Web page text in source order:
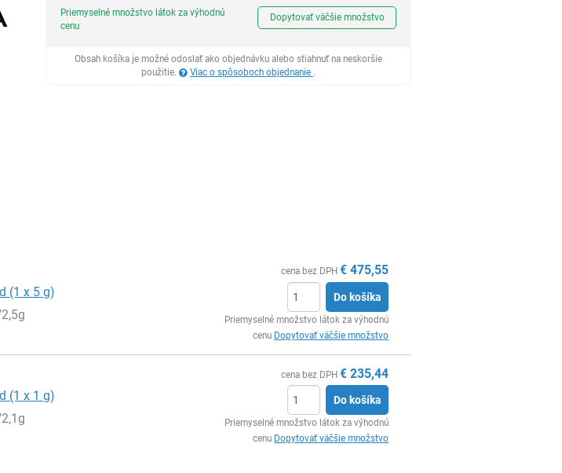
Ks
Priemyselné množstvo látok za výhodnú
cenu
Dopytovať väčšie množstvo
Obsah košíka je možné odoslať ako objednávku alebo stiahnuť na neskoršie
použitie.
Viac o spôsoboch objednanie .
(1 x 5 g)
cena bez DPH € 475,55
Do košíka
Priemyselné množstvo látok za výhodnú
cenu Dopytovať väčšie množstvo
(1 x 1 g)
cena bez DPH € 235,44
Do košíka
Priemyselné množstvo látok za výhodnú
cenu Dopytovať väčšie množstvo